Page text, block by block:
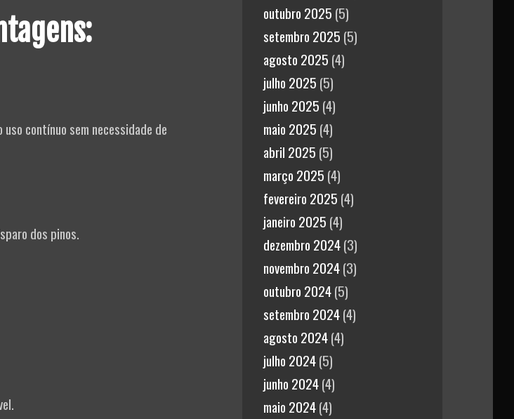
contínuo sem necessidade de
dos pinos.
outubro 2025 (5)
setembro 2025 (5)
agosto 2025 (4)
julho 2025 (5)
junho 2025 (4)
maio 2025 (4)
abril 2025 (5)
março 2025 (4)
fevereiro 2025 (4)
janeiro 2025 (4)
dezembro 2024(3)
novembro 2024(3)
outubro 2024(5)
setembro 2024(4)
agosto 2024(4)
julho 2024(5)
junho 2024(4)
maio 2024(4)